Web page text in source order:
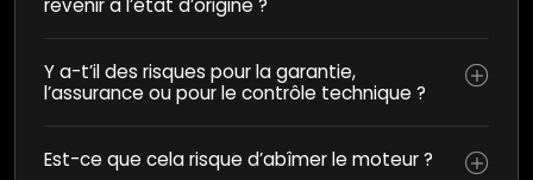
revenir à l’état d’origine ?
Y a-t’il des risques pour la garantie,
l’assurance ou pour le contrôle technique ?
Est-ce que cela risque d’abîmer le moteur ?